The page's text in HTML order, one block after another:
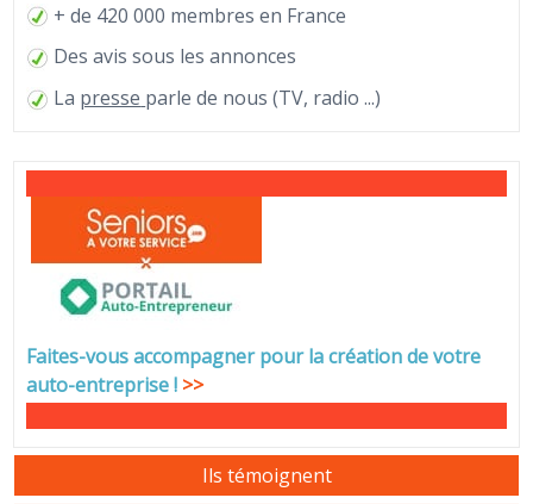
+ de 420 000 membres en France
Des avis sous les annonces
La presse parle de nous (TV, radio ...)
Faites-vous accompagner pour la création de votre
auto-entreprise! >>
Ils témoignent